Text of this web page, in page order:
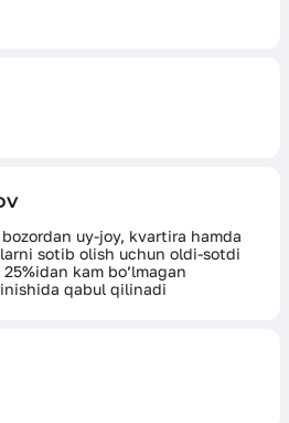
uy-joy, kvartira hamda
sotib olish uchun oldi-sotdi
kam bo’lmagan
qabul qilinadi